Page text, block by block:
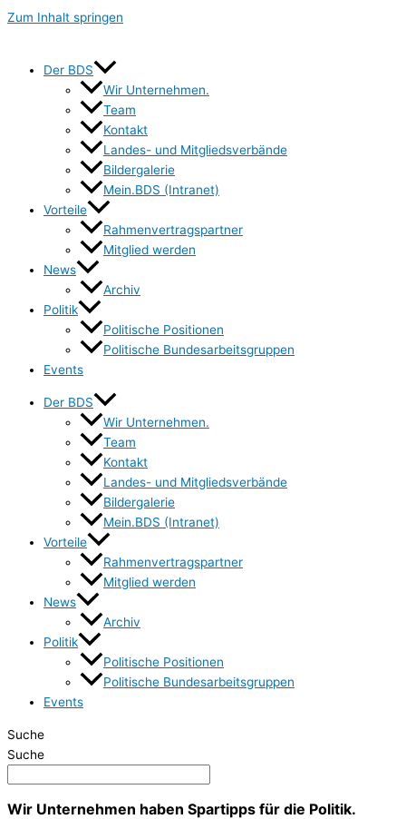
Zum Inhalt springen
Der BDS
Wir Unternehmen.
Team
Kontakt
Landes- und Mitgliedsverbände
Bildergalerie
Mein.BDS (Intranet)
Vorteile
Rahmenvertragspartner
Mitglied werden
News
Archiv
Politik
Politische Positionen
Politische Bundesarbeitsgruppen
Events
Der BDS
Wir Unternehmen.
Team
Kontakt
Landes- und Mitgliedsverbände
Bildergalerie
Mein.BDS (Intranet)
Vorteile
Rahmenvertragspartner
Mitglied werden
News
Archiv
Politik
Politische Positionen
Politische Bundesarbeitsgruppen
Events
Suche
Suche
Wir Unternehmen haben Spartipps für die Politik.